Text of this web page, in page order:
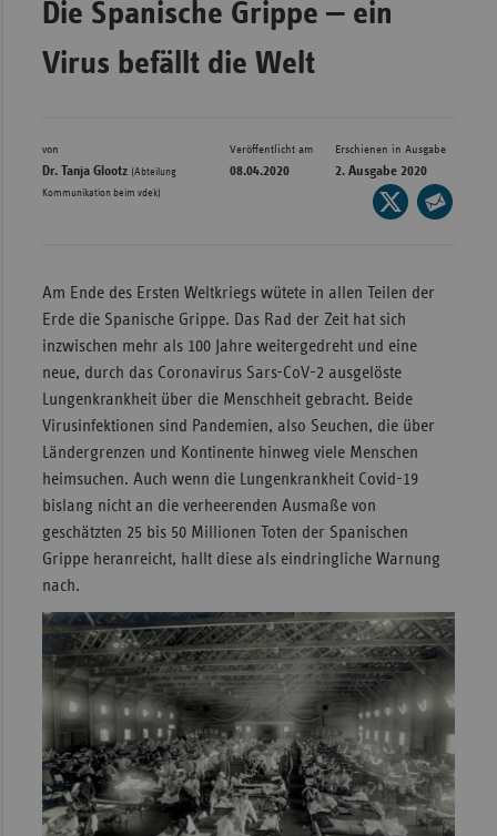
Hessen
Die Spanische Grippe ‒ ein
Virus befällt die Welt
von
Dr. Tanja Glootz (Abteilung
Kommunikation beim vdek)
Veröffentlicht am
08.04.2020
Erschienen in Ausgabe
2. Ausgabe 2020
Seite
auf
Am Ende des Ersten Weltkriegs wütete in allen Teilen der
Erde die Spanische Grippe. Das Rad der Zeit hat sich
inzwischen mehr als 100 Jahre weitergedreht und eine
neue, durch das Coronavirus Sars-CoV-2 ausgelöste
Lungenkrankheit über die Menschheit gebracht. Beide
Virusinfektionen sind Pandemien, also Seuchen, die über
Ländergrenzen und Kontinente hinweg viele Menschen
heimsuchen. Auch wenn die Lungenkrankheit Covid-19
bislang nicht an die verheerenden Ausmaße von
geschätzten 25 bis 50 Millionen Toten der Spanischen
Grippe heranreicht, hallt diese als eindringliche Warnung
nach.